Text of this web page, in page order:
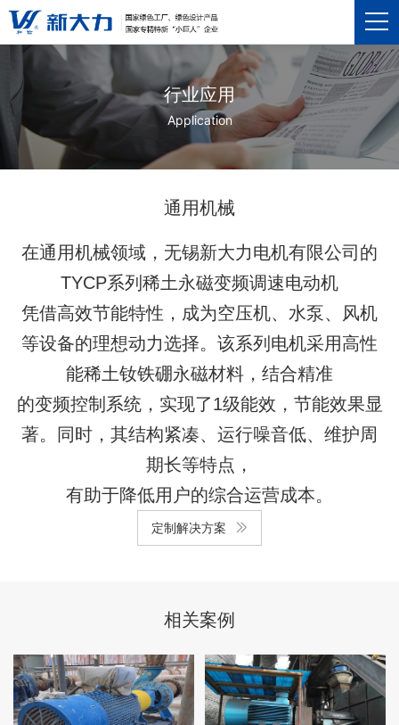
行业应用
Application
通用机械
在通用机械领域，无锡新大力电机有限公司的
TYCP系列稀土永磁变频调速电动机
凭借高效节能特性， 成为空压机、水泵、风机
等设备的理想动力选择。该系列电机采用高性
能稀土钕铁硼永磁材料， 结合精准
的变频控制系统，实现了1级能效，节能效果显
著。
同时，其结构紧凑、运行噪音低、维护周
期长等特点 ，
有助于降低用户的综合运营成本。
定制解决方案
相关案例